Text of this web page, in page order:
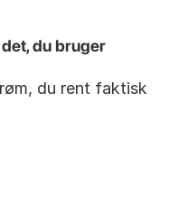
du bruger
du rent faktisk